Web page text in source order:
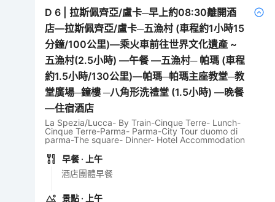
D6 |拉斯佩齊亞/盧卡─早上約08:30離開酒
店—拉斯佩齊亞/盧卡─五漁村 (車程約1小時15
分鐘/100公里)—乘火車前往世界文化遺產 ~
五漁村(2.5小時) —午餐 —五漁村─ 帕瑪 (車程
約1.5小時/130公里)—帕瑪─帕瑪主座教堂─教
堂廣場─鐘樓 ─八角形洗禮堂 (1.5小時) —晚餐
—住宿酒店
La Spezia/Lucca- By Train-Cinque Terre- Lunch-
Cinque Terre-Parma- Parma-City Tour duomo di
parma-The square- Dinner- Hotel Accommodation
早餐 · 上午
酒店團體早餐
景點 · 上午